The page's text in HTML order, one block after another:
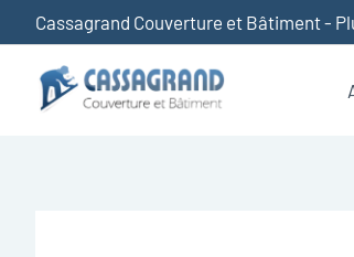
au
contenu
Cassagrand Couverture et Bâtiment -